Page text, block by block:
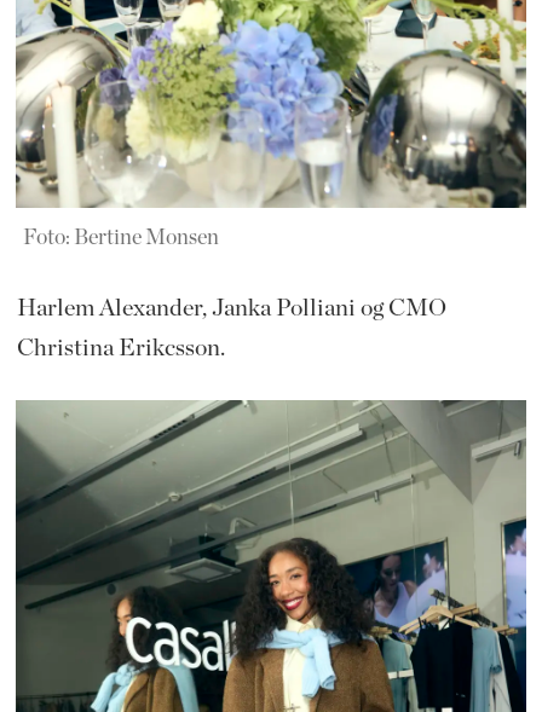
Foto: Bertine Monsen
Harlem Alexander, Janka Polliani og CMO
Christina Erikcsson.